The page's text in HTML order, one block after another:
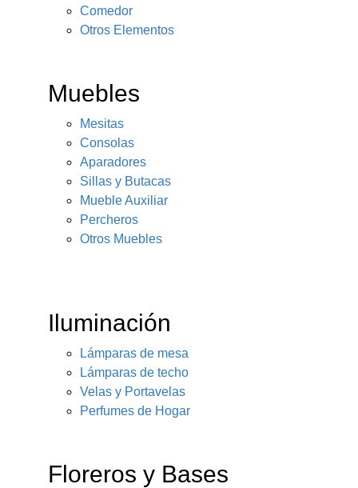
Comedor
Otros Elementos
Muebles
Mesitas
Consolas
Aparadores
Sillas y Butacas
Mueble Auxiliar
Percheros
Otros Muebles
Iluminación
Lámparas de mesa
Lámparas de techo
Velas y Portavelas
Perfumes de Hogar
Floreros y Bases